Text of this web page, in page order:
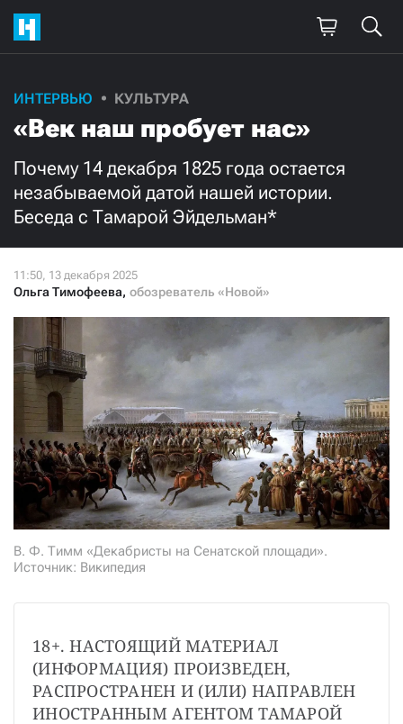
ИНТЕРВЬЮ КУЛЬТУРА
«Век наш пробует нас»
Почему 14 декабря 1825 года остается
незабываемой датой нашей истории.
Беседа с Тамарой Эйдельман*
Ольга Тимофеева, обозреватель «Новой»
В. Ф. Тимм «Декабристы на Сенатской площади».
Источник: Википедия
18+. НАСТОЯЩИЙ МАТЕРИАЛ
(ИНФОРМАЦИЯ) ПРОИЗВЕДЕН,
РАСПРОСТРАНЕН И (ИЛИ) НАПРАВЛЕН
ИНОСТРАННЫМ АГЕНТОМ ТАМАРОЙ
Поддержите
нашу работу!
Ежемесячно Разово
3000 1000
Нажимая кнопку «Стать соучастником»,
я принимаю
СТАТЬ СОУЧАСТНИКОМ
ПОДЕЛИТЬСЯ С ДРУЗЬЯМИ
Если у вас есть вопросы, пишите donate@novayagazeta.ruили
звоните:
+7 (929) 612-03-68